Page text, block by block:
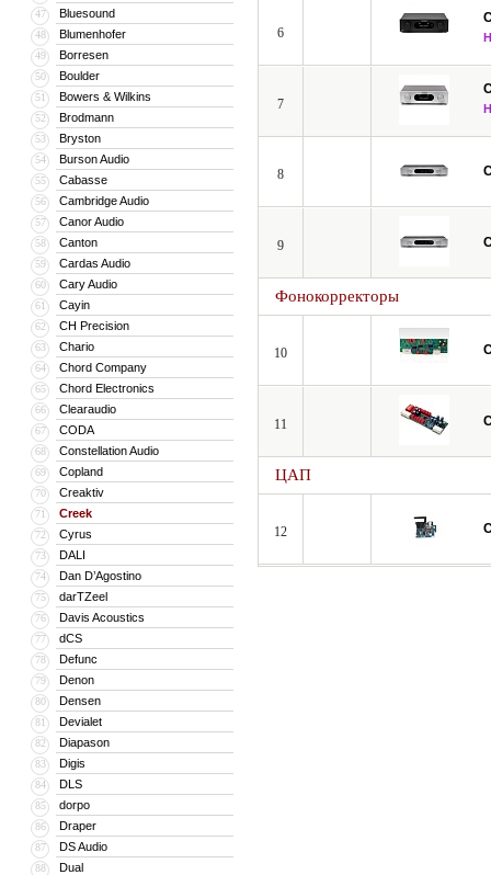
47 Bluesound
48 Blumenhofer
49 Borresen
50 Boulder
51 Bowers & Wilkins
52 Brodmann
53 Bryston
54 Burson Audio
55 Cabasse
56 Cambridge Audio
57 Canor Audio
58 Canton
59 Cardas Audio
60 Cary Audio
61 Cayin
62 CH Precision
63 Chario
64 Chord Company
65 Chord Electronics
66 Clearaudio
67 CODA
68 Constellation Audio
69 Copland
70 Creaktiv
71 Creek
72 Cyrus
73 DALI
74 Dan D’Agostino
75 darTZeel
76 Davis Acoustics
77 dCS
78 Defunc
79 Denon
80 Densen
81 Devialet
82 Diapason
83 Digis
84 DLS
85 dorpo
86 Draper
87 DS Audio
88 Dual
6
7
8
9
Фонокорректоры
10
11
ЦАП
12